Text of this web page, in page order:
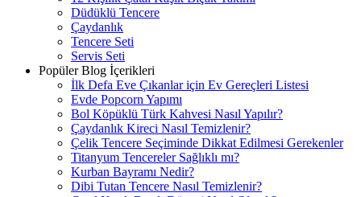
Düdüklü Tencere
Çaydanlık
Tencere Seti
Servis Seti
Popüler Blog İçerikleri
İlk Defa Eve Çıkanlar için Ev Gereçleri Listesi
Evde Popcorn Yapımı
Bol Köpüklü Türk Kahvesi Nasıl Yapılır?
Çaydanlık Kireci Nasıl Temizlenir?
Çelik Tencere Seçiminde Dikkat Edilmesi Gerekenler
Titanyum Tencereler Sağlıklı mı?
Kurban Bayramı Nedir?
Dibi Tutan Tencere Nasıl Temizlenir?